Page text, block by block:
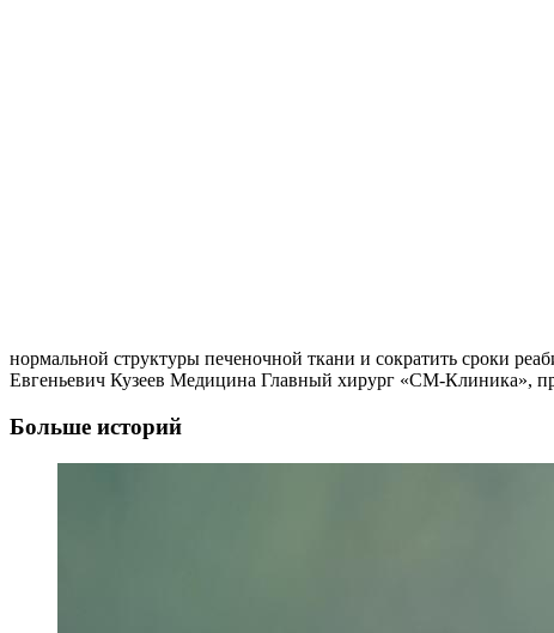
нормальной структуры печеночной ткани и сократить сроки
Евгеньевич Кузеев Медицина Главный хирург «СМ-Клиника»,
Больше историй